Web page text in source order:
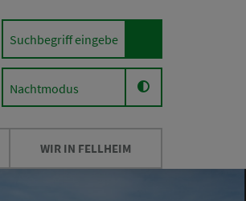
WIR IN FELLHEIM
Nachtmodus